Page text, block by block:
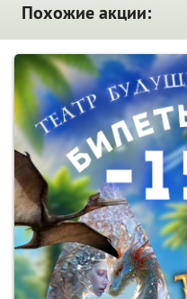
Похожие акции: